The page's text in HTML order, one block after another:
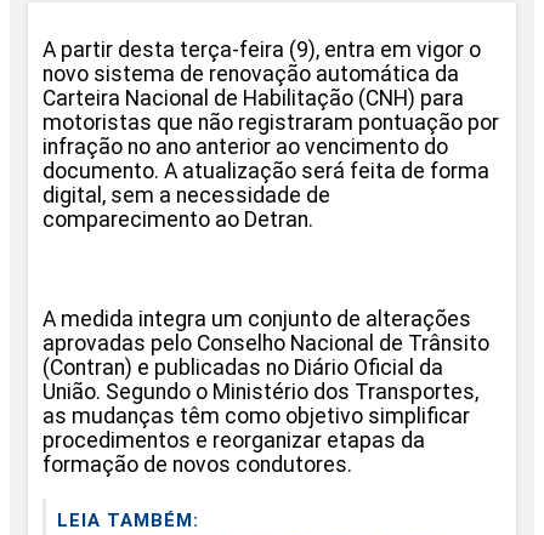
A partir desta terça-feira (9), entra em vigor o
novo sistema de renovação automática da
Carteira Nacional de Habilitação (CNH) para
motoristas que não registraram pontuação por
infração no ano anterior ao vencimento do
documento. A atualização será feita de forma
digital, sem a necessidade de
comparecimento ao Detran.
A medida integra um conjunto de alterações
aprovadas pelo Conselho Nacional de Trânsito
(Contran) e publicadas no Diário Oficial da
União. Segundo o Ministério dos Transportes,
as mudanças têm como objetivo simplificar
procedimentos e reorganizar etapas da
formação de novos condutores.
LEIA TAMBÉM: